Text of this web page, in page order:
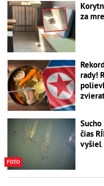
za
rady!
FOTO
čias
vyšiel